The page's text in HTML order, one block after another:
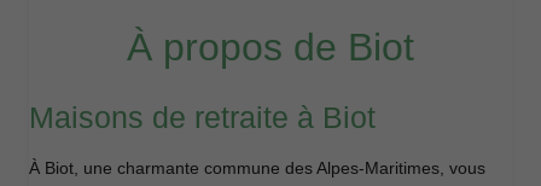
À propos de Biot
Maisons de retraite à Biot
À Biot, une charmante commune des Alpes-Maritimes, vous